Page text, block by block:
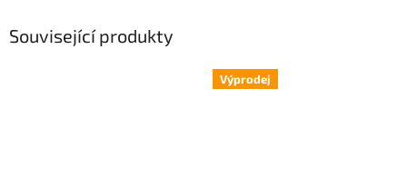
Související produkty
Výprodej